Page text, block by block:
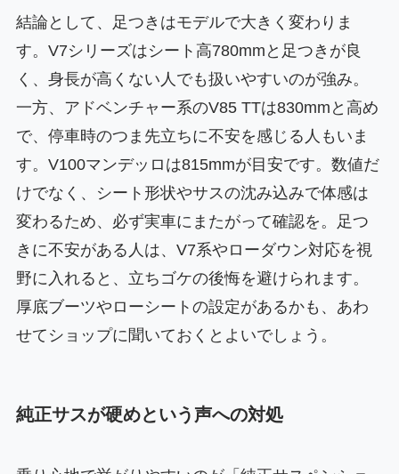
結論として、足つきはモデルで大きく変わりま
す。V7シリーズはシート高780mmと足つきが良
く、身長が高くない人でも扱いやすいのが強み。
一方、アドベンチャー系のV85 TTは830mmと高め
で、停車時のつま先立ちに不安を感じる人もいま
す。V100マンデッロは815mmが目安です。数値だ
けでなく、シート形状やサスの沈み込みで体感は
変わるため、必ず実車にまたがって確認を。足つ
きに不安がある人は、V7系やローダウン対応を視
野に入れると、立ちゴケの後悔を避けられます。
厚底ブーツやローシートの設定があるかも、あわ
せてショップに聞いておくとよいでしょう。
純正サスが硬めという声への対処